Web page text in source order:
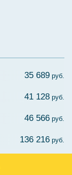
35 689 руб.
41 128 руб.
46 566 руб.
136 216 руб.